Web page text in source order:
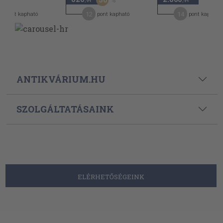
pont kapható pont kapható pont kapható
ANTIKVÁRIUM.HU
SZOLGÁLTATÁSAINK
ELÉRHETŐSÉGEINK